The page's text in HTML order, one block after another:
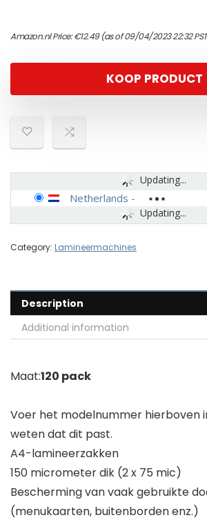
Amazon.nl Price:€12.49(as of 09/04/2023 22:32
KOOP PRODUCT
Updating...
Updating...
Netherlands -
Category: Lamineermachines
Description
Additional information
Maat:120 pack
Voer het modelnummer hierboven
weten dat dit past.
A4-lamineerzakken
150 micrometer dik (2 x 75 mic)
Bescherming van vaak gebruikte
(menukaarten, buitenborden enz.)